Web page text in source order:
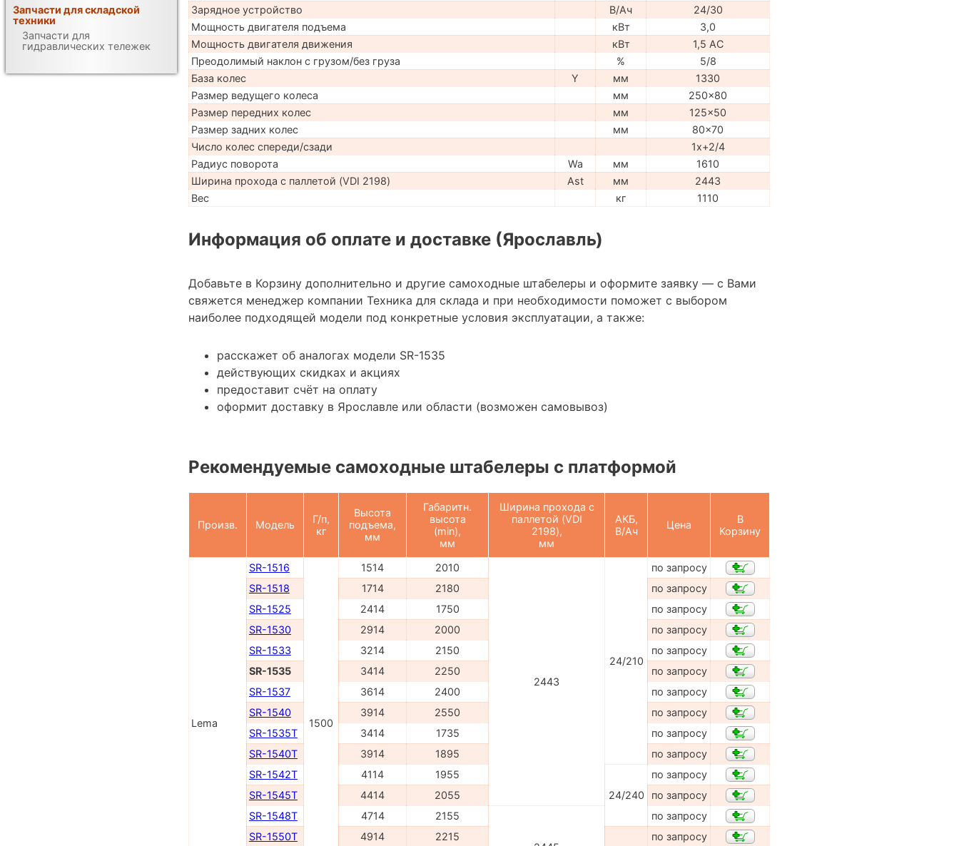
Зарядное устройство
В/Ач
24/30
Мощность двигателя подъема
кВт
3,0
Мощность двигателя движения
кВт
1,5 AC
Преодолимый наклон с грузом/без груза
%
5/8
База колес
Y мм
1330
Размер ведущего колеса
мм
250x80
Размер передних колес
мм
125x50
Размер задних колес
мм
80x70
Число колес спереди/сзади
1x+2/4
Радиус поворота
Wa мм
1610
Ширина прохода с паллетой (VDI 2198)
Ast мм
2443
Вес
кг 1110
Информация об оплате и доставке (Ярославль)
Добавьте в Корзину дополнительно и другие самоходные штабелеры и оформите заявку — с Вами
свяжется менеджер компании Техника для склада и при необходимости поможет с выбором
наиболее подходящей модели под конкретные условия эксплуатации, а также:
расскажет об аналогах модели SR-1535
действующих скидках и акциях
предоставит счёт на оплату
оформит доставку в Ярославле или области (возможен самовывоз)
Рекомендуемые самоходные штабелеры с платформой
Произв. Модель
Г/п,
кг
Высота
подъема,
мм
Габаритн.
высота
(min),
мм
Ширина прохода с
паллетой (VDI
2198),
мм
АКБ,
В/Ач
Цена
В
Корзину
Lema
SR-1516
1500
1514 2010
2443
24/210
по запросу
SR-1518
1714 2180
по запросу
SR-1525
2414 1750
по запросу
SR-1530
2914 2000
по запросу
SR-1533
3214 2150
по запросу
SR-1535
3414 2250
по запросу
SR-1537
3614 2400
по запросу
SR-1540
3914 2550
по запросу
SR-1535T
3414 1735
по запросу
SR-1540T
3914 1895
по запросу
SR-1542T
4114
1955
24/240
по запросу
SR-1545T
4414 2055
по запросу
SR-1548T
4714 2155
по запросу
SR-1550T
4914 2215 по запросу
Запчасти для складской
техники
Запчасти для
гидравлических тележек